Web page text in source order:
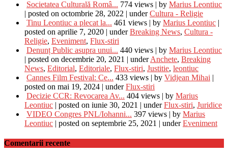
Societatea Culturală Româ... 774 views | by Marius Leontiuc
| posted on octombrie 28, 2022 | underCultura - Religie
Tinu Leontiuc a plecat la... 461 views | by Marius Leontiuc |
posted on aprilie 7, 2020 | underBreaking News, Cultura -
Religie, Eveniment, Flux-stiri
Denunț Public asupra unui... 440 views | by Marius Leontiuc
| posted on decembrie 20, 2021 | underAnchete, Breaking
News, Editorial, Editoriale, Flux-stiri, Justitie, leontiuc
Cannes Film Festival: Ce... 433 views | by Vidjean Mihai |
posted on mai 19, 2024 | underFlux-stiri
Decizie CCR: Revocarea Av... 404 views | by Marius
Leontiuc | posted on iunie 30, 2021 | underFlux-stiri, Juridice
VIDEO Congres PNL/Iohanni... 397 views | by Marius
Leontiuc | posted on septembrie 25, 2021 | underEveniment
Comentarii recente